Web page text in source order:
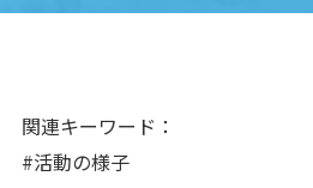
写真販売サービス
関連キーワード：
#活動の様子